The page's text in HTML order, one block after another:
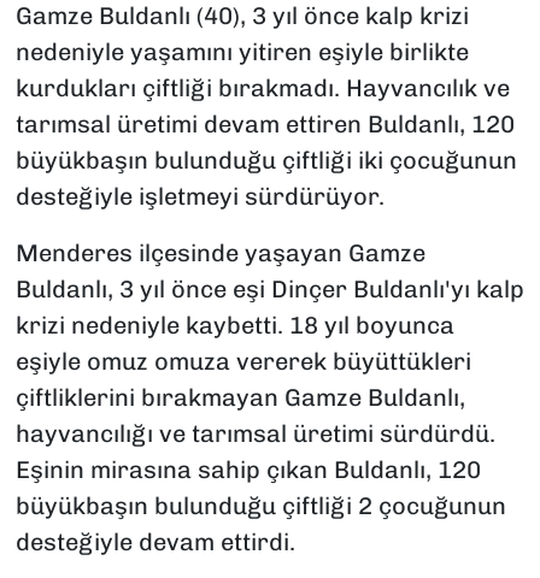
Gamze Buldanlı (40), 3 yıl önce kalp krizi
nedeniyle yaşamını yitiren eşiyle birlikte
kurdukları çiftliği bırakmadı. Hayvancılık ve
tarımsal üretimi devam ettiren Buldanlı, 120
büyükbaşın bulunduğu çiftliği iki çocuğunun
desteğiyle işletmeyi sürdürüyor.
Menderes ilçesinde yaşayan Gamze
Buldanlı, 3 yıl önce eşi Dinçer Buldanlı'yı kalp
krizi nedeniyle kaybetti. 18 yıl boyunca
eşiyle omuz omuza vererek büyüttükleri
çiftliklerini bırakmayan Gamze Buldanlı,
hayvancılığı ve tarımsal üretimi sürdürdü.
Eşinin mirasına sahip çıkan Buldanlı, 120
büyükbaşın bulunduğu çiftliği 2 çocuğunun
desteğiyle devam ettirdi.